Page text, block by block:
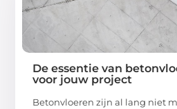
De essentie van
voor jouw project
Betonvloeren zijn al lang niet